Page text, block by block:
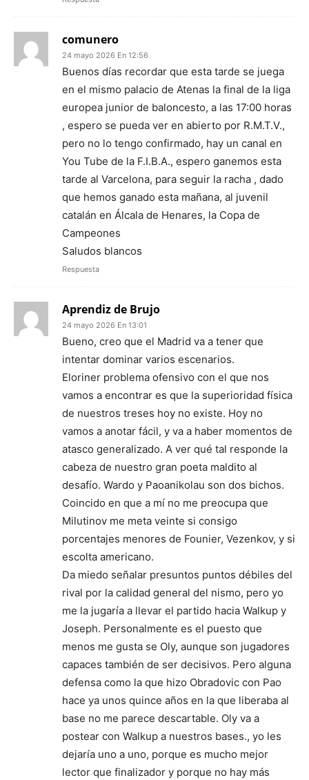
comunero
24 mayo 2026 En 12:56
Buenos días recordar que esta tarde se juega
en el mismo palacio de Atenas la final de la liga
europea junior de baloncesto, a las 17:00 horas
, espero se pueda ver en abierto por R.M.T.V.,
pero no lo tengo confirmado, hay un canal en
You Tube de la F.I.B.A., espero ganemos esta
tarde al Varcelona, para seguir la racha , dado
que hemos ganado esta mañana, al juvenil
catalán en Álcala de Henares, la Copa de
Campeones
Saludos blancos
Respuesta
Aprendiz de Brujo
24 mayo 2026 En 13:01
Bueno, creo que el Madrid va a tener que
intentar dominar varios escenarios.
Eloriner problema ofensivo con el que nos
vamos a encontrar es que la superioridad física
de nuestros treses hoy no existe. Hoy no
vamos a anotar fácil, y va a haber momentos de
atasco generalizado. A ver qué tal responde la
cabeza de nuestro gran poeta maldito al
desafío. Wardo y Paoanikolau son dos bichos.
Coincido en que a mí no me preocupa que
Milutinov me meta veinte si consigo
porcentajes menores de Founier, Vezenkov, y si
escolta americano.
Da miedo señalar presuntos puntos débiles del
rival por la calidad general del nismo, pero yo
me la jugaría a llevar el partido hacia Walkup y
Joseph. Personalmente es el puesto que
menos me gusta se Oly, aunque son jugadores
capaces también de ser decisivos. Pero alguna
defensa como la que hizo Obradovic con Pao
hace ya unos quince años en la que liberaba al
base no me parece descartable. Oly va a
postear con Walkup a nuestros bases., yo les
dejaría uno a uno, porque es mucho mejor
lector que finalizador y porque no hay más